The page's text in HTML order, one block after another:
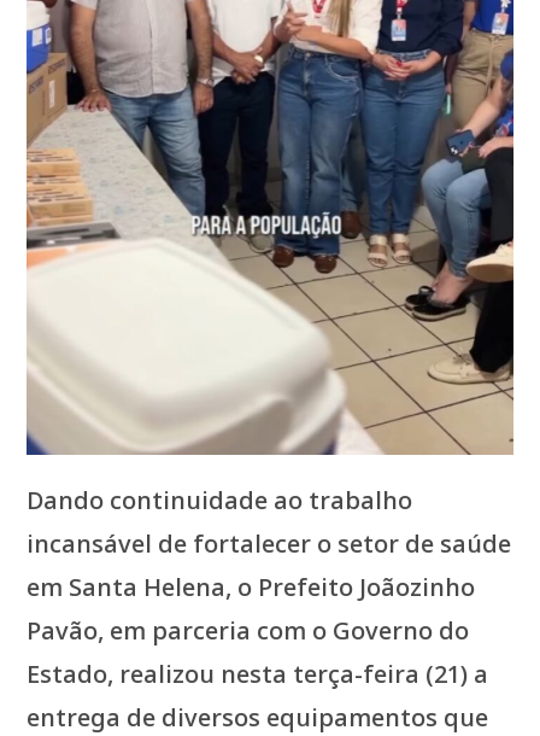
Dando continuidade ao trabalho
incansável de fortalecer o setor de saúde
em Santa Helena, o Prefeito Joãozinho
Pavão, em parceria com o Governo do
Estado, realizou nesta terça-feira (21) a
entrega de diversos equipamentos que